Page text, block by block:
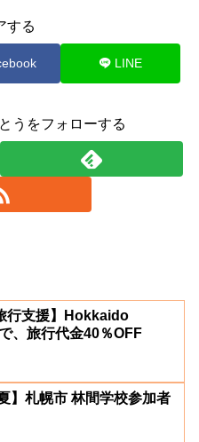
する
LINE
うをフォローする
行支援】Hokkaido
、旅行代金40％OFF
】札幌市 林間学校参加者